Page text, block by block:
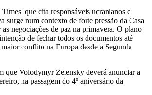
que cita responsáveis ucranianos e
surge num contexto de forte pressão da Casa
negociações de paz na primavera. O plano
de fechar todos os documentos até
conflito na Europa desde a Segunda
que Volodymyr Zelensky deverá anunciar a
na passagem do 4º aniversário da